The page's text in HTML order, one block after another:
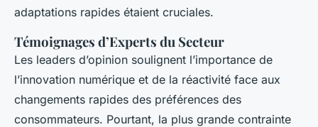
adaptations rapides étaient cruciales.
Témoignages d’Experts du Secteur
Les leaders d’opinion soulignent l’importance de
l’innovation numérique et de la réactivité face aux
changements rapides des préférences des
consommateurs. Pourtant, la plus grande contrainte